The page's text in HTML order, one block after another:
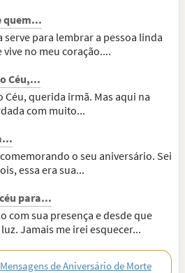
quem...
serve para lembrar a pessoa linda
no meu coração....
Céu,...
Céu, querida irmã. Mas aqui na
com muito...
o seu aniversário. Sei
essa era sua...
para...
com sua presença e desde que
Jamais me irei esquecer...
de Aniversário de Morte